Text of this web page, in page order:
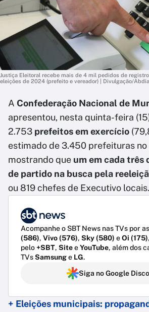
Justiça Eleitoral recebe mais de 4 mil pedidos de
eleições de 2024 (prefeito e vereador) | Divulgação/
A Confederação Nacional de
apresentou, nesta quinta-feira
2.753 prefeitos em exercício
estimado de 3.450 prefeituras no
mostrando que um em cada três
de partido na busca pela
ou 819 chefes de Executivo locais.
Acompanhe o SBT News nas TVs por
(586), Vivo (576), Sky (580) eOi (175)
pelo+SBT, SiteeYouTube, além dos
TVsSamsunge LG.
Siga no Google
+ Eleições municipais: